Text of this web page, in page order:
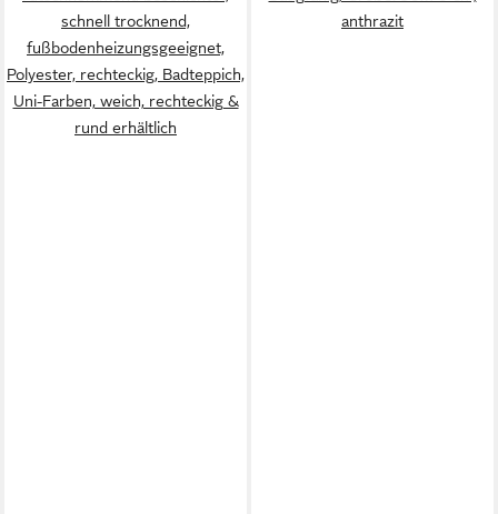
schnell trocknend,
fußbodenheizungsgeeignet,
Polyester, rechteckig, Badteppich,
Uni-Farben, weich, rechteckig &
rund erhältlich
anthrazit